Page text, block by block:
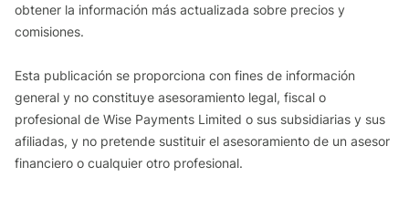
obtener la información más actualizada sobre precios y
comisiones.
Esta publicación se proporciona con fines de información
general y no constituye asesoramiento legal, fiscal o
profesional de Wise Payments Limited o sus subsidiarias y sus
afiliadas, y no pretende sustituir el asesoramiento de un asesor
financiero o cualquier otro profesional.